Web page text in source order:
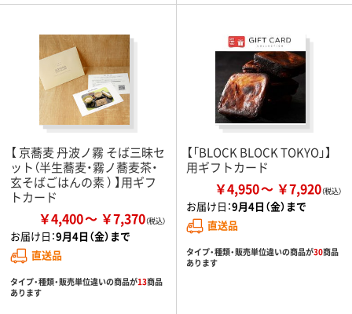
【 京蕎麦 丹波ノ霧 そば三昧セ
ット（半生蕎麦・霧ノ蕎麦茶・
玄そばごはんの素 ） 】用ギフ
トカード
￥4,400 ￥7,370
お届け日：9月4日（金）まで
直送品
タイプ・種類・販売単位違いの商品が13商品
あります
【「BLOCK BLOCK TOKYO」】
用ギフトカード
￥4,950 ￥7,920
お届け日：9月4日（金）まで
直送品
タイプ・種類・販売単位違いの商品が30商品
あります